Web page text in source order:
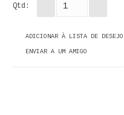
ARQUITECTURA
CADERNOS HUMANITAS
Qtd:
ADICIONAR À LISTA DE
ENVIAR A UM AMIGO